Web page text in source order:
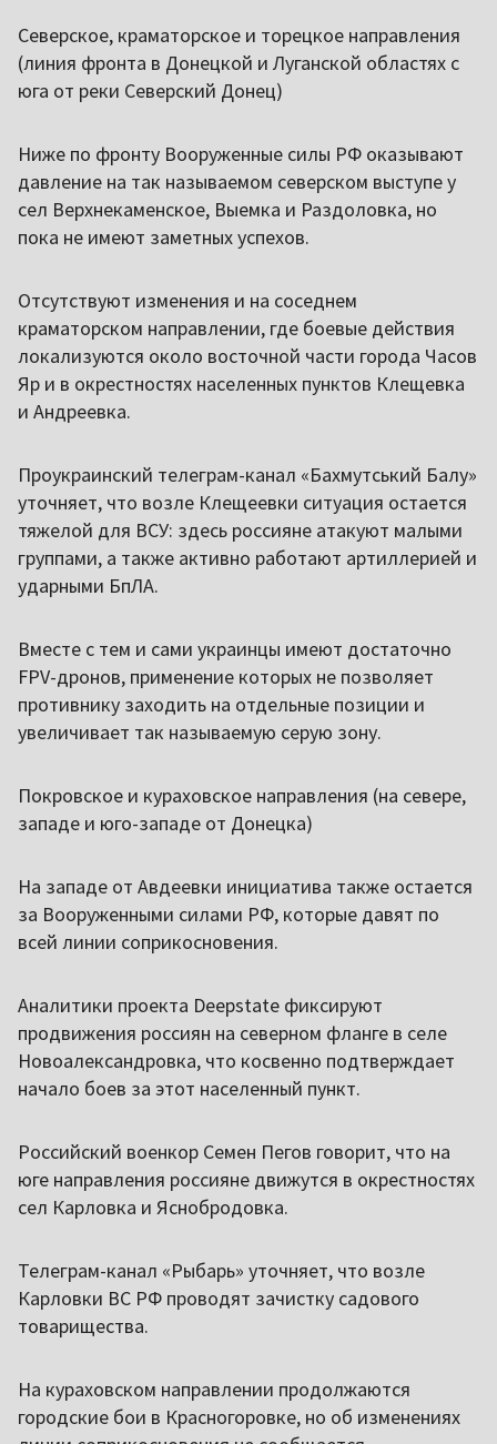
Северское, краматорское и торецкое направления
(линия фронта в Донецкой и Луганской областях с
юга от реки Северский Донец)
Ниже по фронту Вооруженные силы РФ оказывают
давление на так называемом северском выступе у
сел Верхнекаменское, Выемка и Раздоловка, но
пока не имеют заметных успехов.
Отсутствуют изменения и на соседнем
краматорском направлении, где боевые действия
локализуются около восточной части города Часов
Яр и в окрестностях населенных пунктов Клещевка
и Андреевка.
Проукраинский телеграм-канал «Бахмутський Балу»
уточняет, что возле Клещеевки ситуация остается
тяжелой для ВСУ: здесь россияне атакуют малыми
группами, а также активно работают артиллерией и
ударными БпЛА.
Вместе с тем и сами украинцы имеют достаточно
FPV-дронов, применение которых не позволяет
противнику заходить на отдельные позиции и
увеличивает так называемую серую зону.
Покровское и кураховское направления (на севере,
западе и юго-западе от Донецка)
На западе от Авдеевки инициатива также остается
за Вооруженными силами РФ, которые давят по
всей линии соприкосновения.
Аналитики проекта Deepstate фиксируют
продвижения россиян на северном фланге в селе
Новоалександровка, что косвенно подтверждает
начало боев за этот населенный пункт.
Российский военкор Семен Пегов говорит, что на
юге направления россияне движутся в окрестностях
сел Карловка и Яснобродовка.
Телеграм-канал «Рыбарь» уточняет, что возле
Карловки ВС РФ проводят зачистку садового
товарищества.
На кураховском направлении продолжаются
городские бои в Красногоровке, но об изменениях